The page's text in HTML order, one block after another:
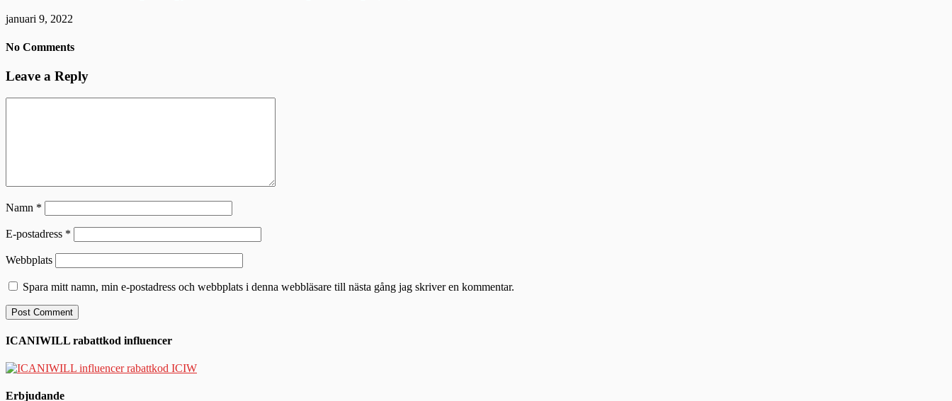
januari 9, 2022
No Comments
Leave a Reply
Namn *
E-postadress *
Webbplats
Spara mitt namn, min e-postadress och webbplats i denna webbläsare till nästa gång jag skriver en kommentar.
ICANIWILL rabattkod influencer
Erbjudande